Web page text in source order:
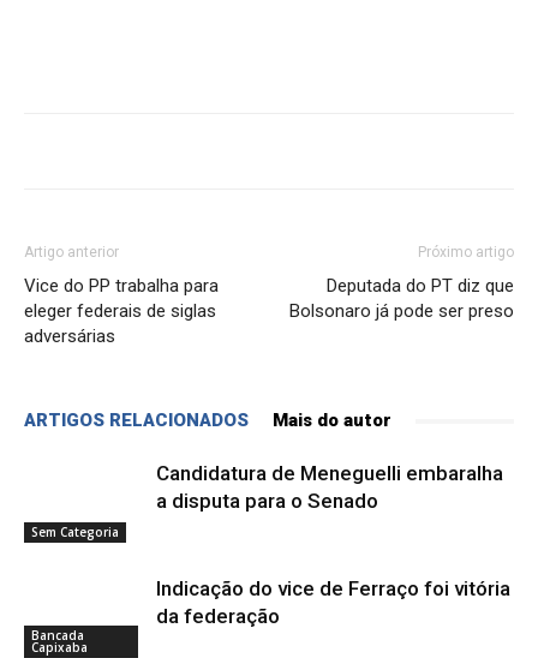
Artigo anterior
Vice do PP trabalha para
eleger federais de siglas
adversárias
Próximo artigo
Deputada do PT diz que
Bolsonaro já pode ser preso
ARTIGOS RELACIONADOS Mais do autor
Sem Categoria
Candidatura de Meneguelli embaralha
a disputa para o Senado
Bancada
Capixaba
Indicação do vice de Ferraço foi vitória
da federação